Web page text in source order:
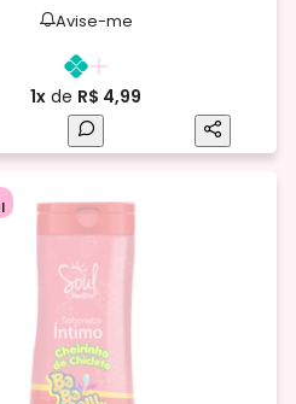
Avise-me
1x de R$ 4,99